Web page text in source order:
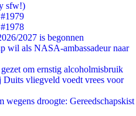
sfw!)
2027 is begonnen
wil als NASA-ambassadeur naar
om ernstig alcoholmisbruik
vliegveld voedt vrees voor
wegens droogte: Gereedschapskist